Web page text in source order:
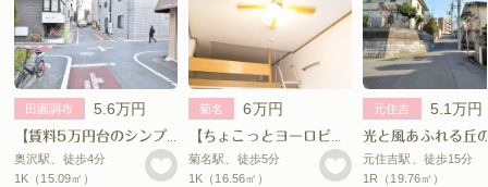
田園調布 5.6万円
奥沢駅、徒歩4分
1K（15.09㎡）
菊名 6万円
菊名駅、徒歩5分
1K（16.56㎡）
元住吉 5.1万円
元住吉駅、徒歩15分
1R（19.76㎡）